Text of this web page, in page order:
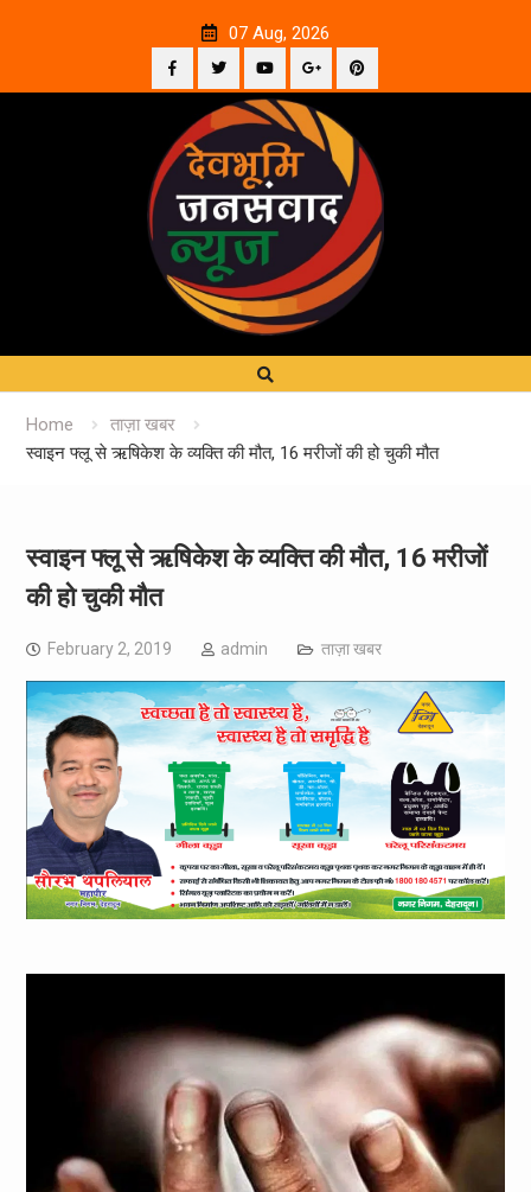
07 Aug, 2026
Facebook
TwitterYouTubePlus
Google
Home
ताज़ा खबर
स्वाइन फ्लू से ऋषिकेश के व्यक्ति की मौत, 16 मरीजों की हो चुकी मौत
स्वाइन फ्लू से ऋषिकेश के व्यक्ति की मौत, 16 मरीजों
की हो चुकी मौत
February 2, 2019 admin ताज़ा खबर